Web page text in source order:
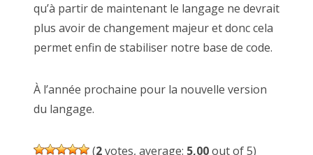
qu’à partir de maintenant le langage ne devrait
plus avoir de changement majeur et donc cela
permet enfin de stabiliser notre base de code.
À l’année prochaine pour la nouvelle version
du langage.
(2votes, average: 5,00out of 5)